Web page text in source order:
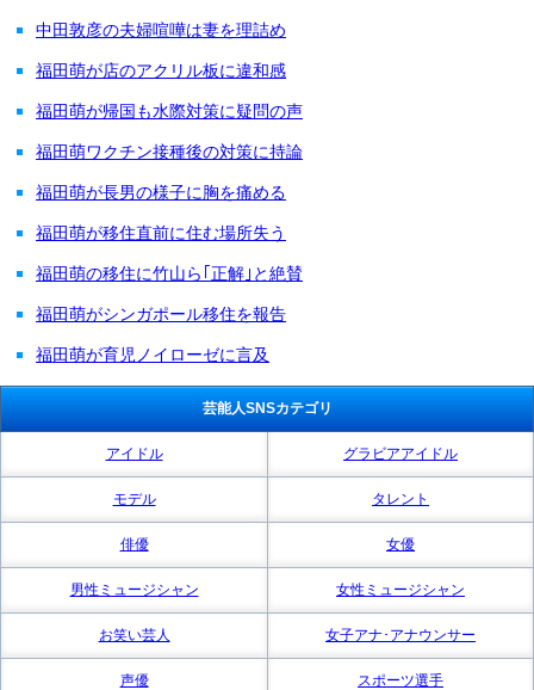
中田敦彦の夫婦喧嘩は妻を理詰め
福田萌が店のアクリル板に違和感
福田萌が帰国も水際対策に疑問の声
福田萌ワクチン接種後の対策に持論
福田萌が長男の様子に胸を痛める
福田萌が移住直前に住む場所失う
福田萌の移住に竹山ら｢正解｣と絶賛
福田萌がシンガポール移住を報告
福田萌が育児ノイローゼに言及
芸能人SNSカテゴリ
アイドル グラビアアイドル
モデル タレント
俳優 女優
男性ミュージシャン 女性ミュージシャン
お笑い芸人 女子アナ･アナウンサー
声優 スポーツ選手